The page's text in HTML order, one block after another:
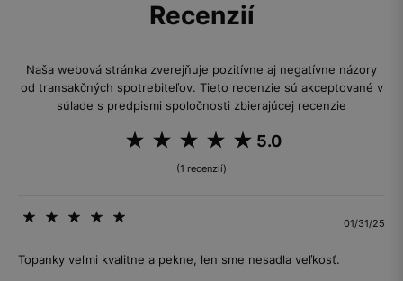
Recenzií
Naša webová stránka zverejňuje pozitívne aj negatívne názory
od transakčných spotrebiteľov. Tieto recenzie sú akceptované v
súlade s predpismi spoločnosti zbierajúcej recenzie
5.0
(1 recenzií)
01/31/25
Topanky veľmi kvalitne a pekne, len sme nesadla veľkosť.